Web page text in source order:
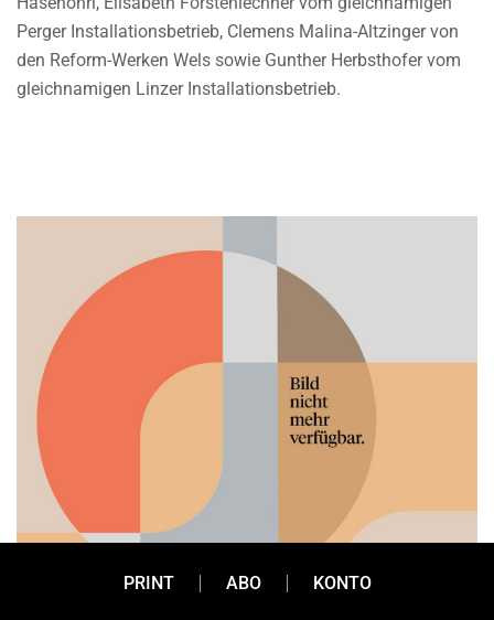
Perger Installationsbetrieb, Clemens Malina-Altzinger von
den Reform-Werken Wels sowie Gunther Herbsthofer vom
gleichnamigen Linzer Installationsbetrieb.
PRINT ABO KONTO